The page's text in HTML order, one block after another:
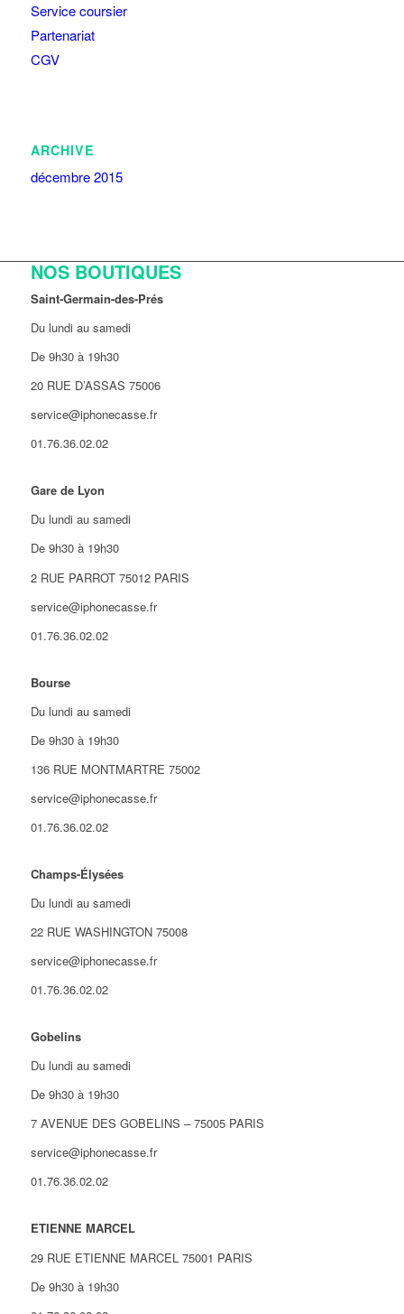
Service coursier
Partenariat
CGV
ARCHIVE
décembre 2015
NOS BOUTIQUES
Saint-Germain-des-Prés
Du lundi au samedi
De 9h30 à 19h30
20 RUE D’ASSAS 75006
service@iphonecasse.fr
01.76.36.02.02
Gare de Lyon
Du lundi au samedi
De 9h30 à 19h30
2 RUE PARROT 75012 PARIS
service@iphonecasse.fr
01.76.36.02.02
Bourse
Du lundi au samedi
De 9h30 à 19h30
136 RUE MONTMARTRE 75002
service@iphonecasse.fr
01.76.36.02.02
Champs-Élysées
Du lundi au samedi
22 RUE WASHINGTON 75008
service@iphonecasse.fr
01.76.36.02.02
Gobelins
Du lundi au samedi
De 9h30 à 19h30
7 AVENUE DES GOBELINS – 75005 PARIS
service@iphonecasse.fr
01.76.36.02.02
ETIENNE MARCEL
29 RUE ETIENNE MARCEL 75001 PARIS
De 9h30 à 19h30